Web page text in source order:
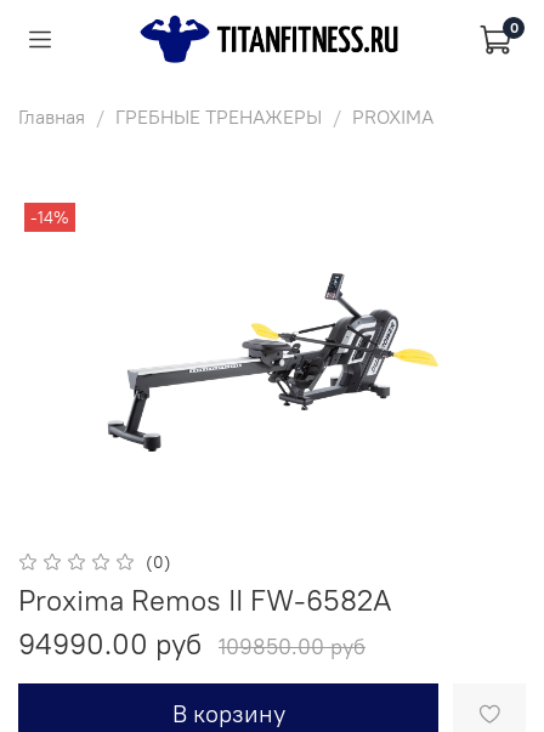
0
Главная ГРЕБНЫЕ ТРЕНАЖЕРЫ PROXIMA
-14%
(0)
Proxima Remos II FW-6582A
94990.00 руб
109850.00 руб
В корзину